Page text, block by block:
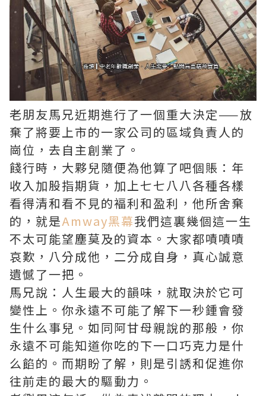
老朋友馬兄近期進行了一個重大決定——放
棄了將要上市的一家公司的區域負責人的
崗位，去自主創業了。
餞行時，大夥兒隨便為他算了吧個賬：年
收入加股指期貨，加上七七八八各種各樣
看得清和看不見的褔利和盈利，他所舍棄
的，就是Amway黑幕我們這裏幾個這一生
不太可能望塵莫及的資本。大家都嘖嘖嘖
哀歎，八分成他，二分成自身，真心誠意
遺憾了一把。
馬兄說：人生最大的韻味，就取決於它可
變性上。你永遠不可能了解下一秒鍾會發
生什么事兒。如同阿甘母親說的那般，你
永遠不可能知道你吃的下一口巧克力是什
么餡的。而期盼了解，則是引誘和促進你
往前走的最大的驅動力。